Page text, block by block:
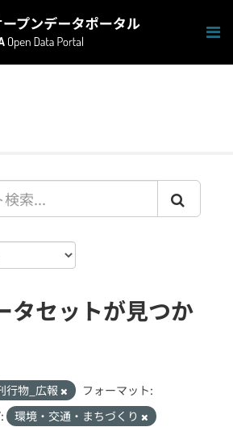
タセットが見つか
行物_広報
フォーマット:
環境・交通・まちづくり